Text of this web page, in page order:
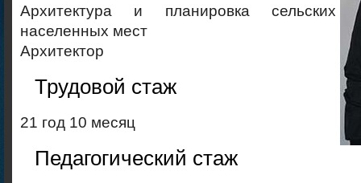
Архитектура и планировка сельских
населенных мест
Архитектор
Трудовой стаж
21 год 10 месяц
Педагогический стаж